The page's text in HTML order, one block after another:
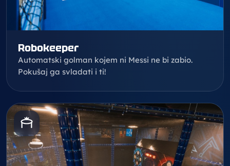
Robokeeper
Automatski golman kojem ni Messi ne bi zabio.
Pokušaj ga svladati i ti!